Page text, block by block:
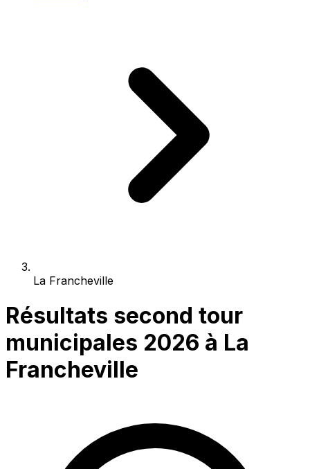
La Francheville
Résultats second tour
municipales 2026 à La
Francheville